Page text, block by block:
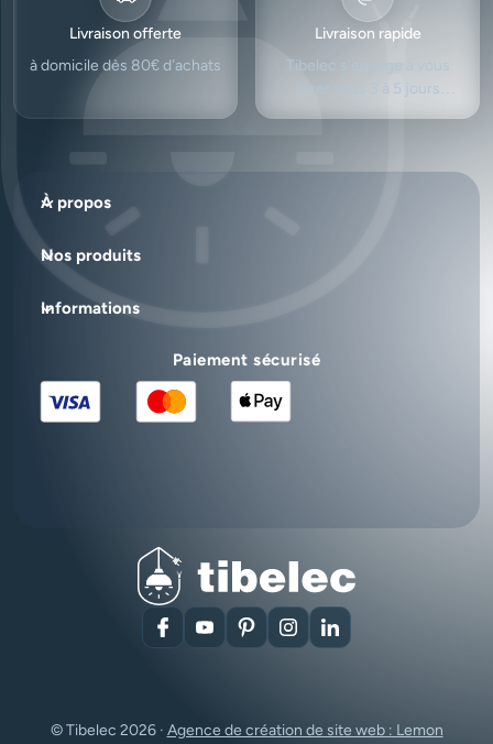
Livraison offerte
à domicile dès 80€ d’achats
Livraison rapide
Tibelec s'engage à vous
livrer sous 3 à 5 jours
À propos
Nos produits
Informations
Paiement sécurisé
FacebookYouTubePinterestInstagramLinkedIn
© Tibelec 2026 · Agence de création de site web : Lemon